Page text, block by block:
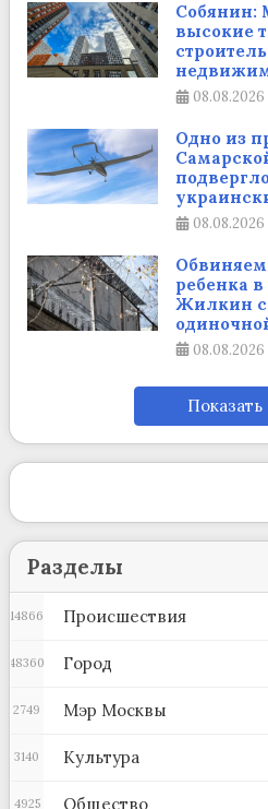
Собянин:
высокие
08.08.2026
Одно из
08.08.2026
ребенка
Жилкин
08.08.2026
Разделы
Происшествия
14866
Город
48360
Мэр Москвы
2749
Культура
3140
Общество
4925